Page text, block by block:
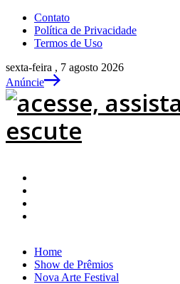
Contato
Política de Privacidade
Termos de Uso
sexta-feira , 7 agosto 2026
Anúncie
Home
Show de Prêmios
Nova Arte Festival